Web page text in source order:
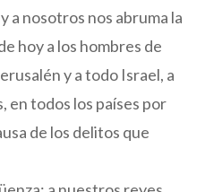
a nosotros nos abruma la
hoy a los hombres de
y a todo Israel, a
en todos los países por
de los delitos que